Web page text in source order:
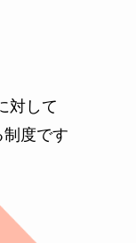
対して
度です